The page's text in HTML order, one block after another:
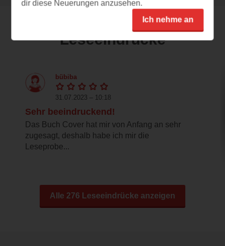
Leseeindrücke
bübiba
31.07.2023 – 10:18
Sehr beeindruckend!
Das Buch Cover hat mir von Anfang an sehr
zugesagt, deshalb habe ich mir die
Leseprobe...
Alle 276 Leseeindrücke anzeigen
dir diese Neuerungen anzusehen.
Ich nehme an